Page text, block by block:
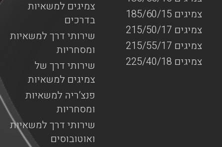
צמיגים למשאיות
בדרכים
שירותי דרך למשאיות
ומסחריות
שירותי דרך של
צמיגים למשאיות
פנצ’ריה למשאיות
ומסחריות
שירותי דרך למשאיות
ואוטובוסים
צמיגים 185/60/15
צמיגים 215/50/17
צמיגים 215/55/17
צמיגים 225/40/18